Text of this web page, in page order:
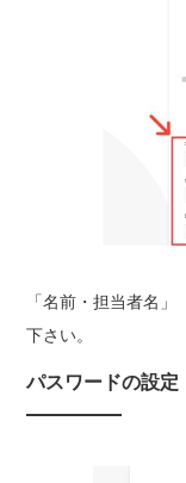
「名前・担当者名
下さい。
パスワードの設定